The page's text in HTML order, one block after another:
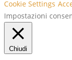
Cookie Settings
Impostazioni
Chiudi